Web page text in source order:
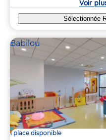
Voir
Sélectionnée
Babilou
1 place disponible